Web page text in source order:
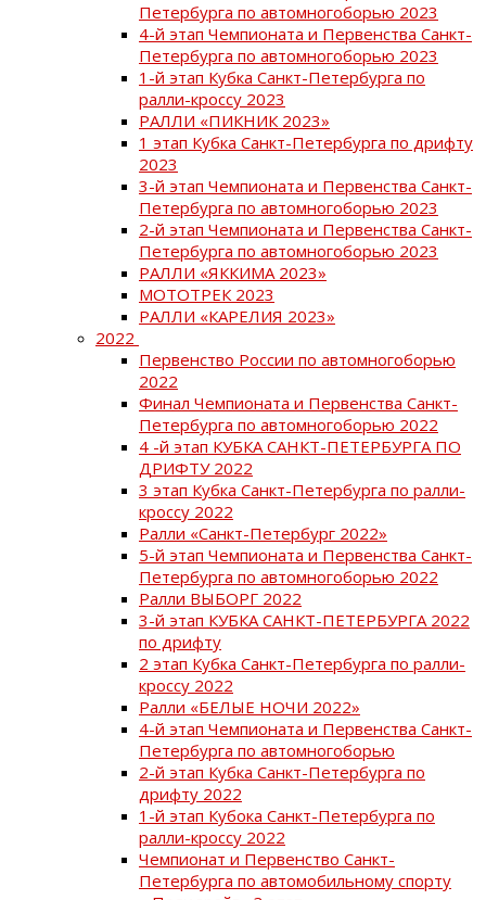
Петербурга по автомногоборью 2023
4-й этап Чемпионата и Первенства Санкт-
Петербурга по автомногоборью 2023
1-й этап Кубка Санкт-Петербурга по
ралли-кроссу 2023
РАЛЛИ «ПИКНИК 2023»
1 этап Кубка Санкт-Петербурга по дрифту
2023
3-й этап Чемпионата и Первенства Санкт-
Петербурга по автомногоборью 2023
2-й этап Чемпионата и Первенства Санкт-
Петербурга по автомногоборью 2023
РАЛЛИ «ЯККИМА 2023»
МОТОТРЕК 2023
РАЛЛИ «КАРЕЛИЯ 2023»
2022
Первенство России по автомногоборью
2022
Финал Чемпионата и Первенства Санкт-
Петербурга по автомногоборью 2022
4 -й этап КУБКА САНКТ-ПЕТЕРБУРГА ПО
ДРИФТУ 2022
3 этап Кубка Санкт-Петербурга по ралли-
кроссу 2022
Ралли «Санкт-Петербург 2022»
5-й этап Чемпионата и Первенства Санкт-
Петербурга по автомногоборью 2022
Ралли ВЫБОРГ 2022
3-й этап КУБКА САНКТ-ПЕТЕРБУРГА 2022
по дрифту
2 этап Кубка Санкт-Петербурга по ралли-
кроссу 2022
Ралли «БЕЛЫЕ НОЧИ 2022»
4-й этап Чемпионата и Первенства Санкт-
Петербурга по автомногоборью
2-й этап Кубка Санкт-Петербурга по
дрифту 2022
1-й этап Кубока Санкт-Петербурга по
ралли-кроссу 2022
Чемпионат и Первенство Санкт-
Петербурга по автомобильному спорту